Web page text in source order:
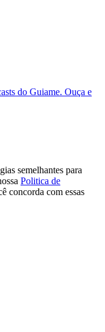
do Guiame. Ouça e
semelhantes para
Politica de
concorda com essas